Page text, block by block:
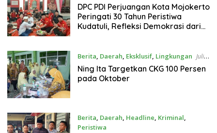
2026
DPC PDI Perjuangan Kota Mojokerto
Peringati 30 Tahun Peristiwa
Kudatuli, Refleksi Demokrasi dari
Berita, Daerah, Eksklusif, Lingkungan Juli
23, 2026
Ning Ita Targetkan CKG 100 Persen
pada Oktober
Berita, Daerah, Headline, Kriminal,
Peristiwa